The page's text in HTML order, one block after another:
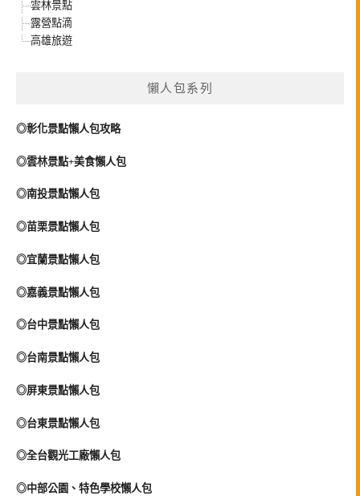
雲林景點
露營點滴
高雄旅遊
懶人包系列
◎彰化景點懶人包攻略
◎雲林景點+美食懶人包
◎南投景點懶人包
◎苗栗景點懶人包
◎宜蘭景點懶人包
◎嘉義景點懶人包
◎台中景點懶人包
◎台南景點懶人包
◎屏東景點懶人包
◎台東景點懶人包
◎全台觀光工廠懶人包
◎中部公園、特色學校懶人包